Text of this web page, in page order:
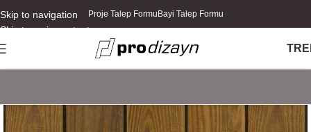
Skip to navigation
Skip to main content
Proje Talep Formu Bayi Talep Formu
TR